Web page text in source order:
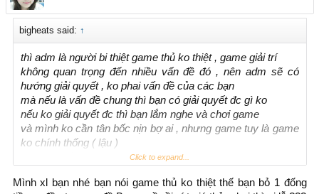
bigheats said: ↑
thì adm là người bi thiệt game thủ ko thiệt , game giải trí
không quan trọng đến nhiều vấn đề đó , nên adm sẽ có
hướng giải quyết , ko phai vấn đề của các bạn
mà nếu là vấn đề chung thì bạn có giải quyết đc gì ko
nếu ko giải quyết đc thì bạn lắm nghe và chơi game
và mình ko cần tân bốc nịn bợ ai , nhưng game tuy là game
ko chính thống ( lậu )
nhưng đã tồn tại 12 Nam , đc nhiều người trong và ngoài tin
nên adm nói ko có chuyện gì thì nghe thế
Click to expand...
Mình xl bạn nhé bạn nói game thủ ko thiệt thế bạn bỏ 1 đống